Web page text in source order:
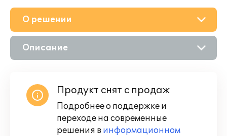
О решении
Описание
Продукт снят с продаж
Подробнее о поддержке и
переходе на современные
решения в информационном